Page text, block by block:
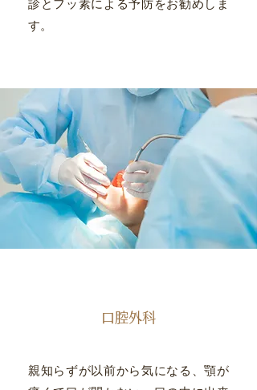
診とフッ素による予防をお勧めしま
す。
口腔外科
親知らずが以前から気になる、顎が